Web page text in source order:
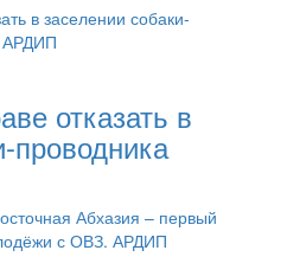
отказать в
проводника